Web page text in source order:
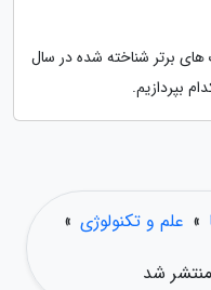
برتر شناخته شده در سال
» علم و تکنولوژی »